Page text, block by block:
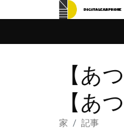
【あ
【あ
家 記事